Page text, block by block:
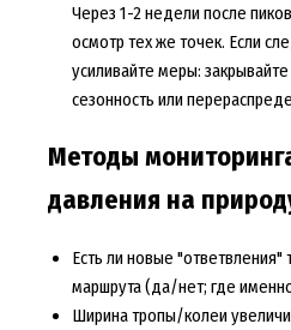
Через 1-2 недели после
осмотр тех же точек. Если
усиливайте меры:
сезонность или
Методы
давления на
Есть ли новые
маршрута (да/нет; где
Ширина тропы/колеи